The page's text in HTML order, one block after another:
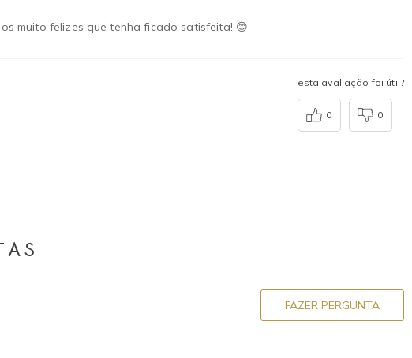
muito felizes que tenha ficado satisfeita! 😊
esta avaliação foi útil?
0 0
FAZER PERGUNTA